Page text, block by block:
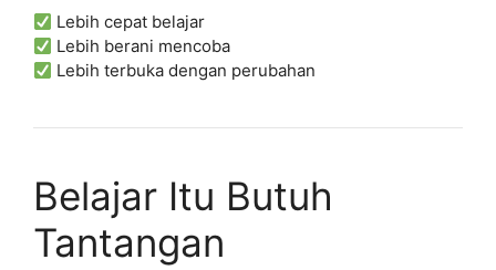
Lebih cepat belajar
Lebih berani mencoba
Lebih terbuka dengan perubahan
Belajar Itu Butuh
Tantangan